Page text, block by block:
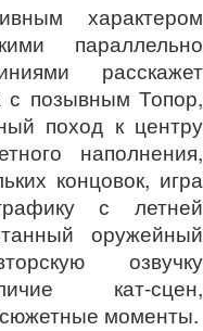
характером
параллельно
расскажет
с позывным Топор,
поход к центру
наполнения,
концовок, игра
с летней
оружейный
озвучку
кат-сцен,
моменты.